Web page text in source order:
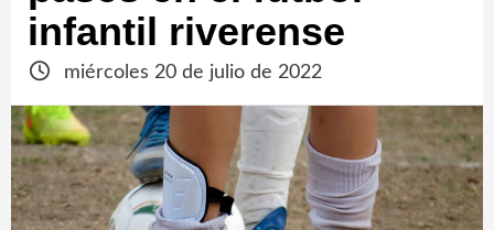
infantil riverense
miércoles 20 de julio de 2022